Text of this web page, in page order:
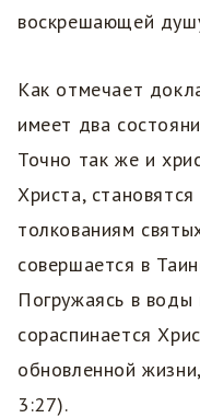
воскрешающей
Как отмечает
имеет два
Точно так же и
Христа,
толкованиям
совершается в
Погружаясь в
сораспинается
обновленной
3:27).